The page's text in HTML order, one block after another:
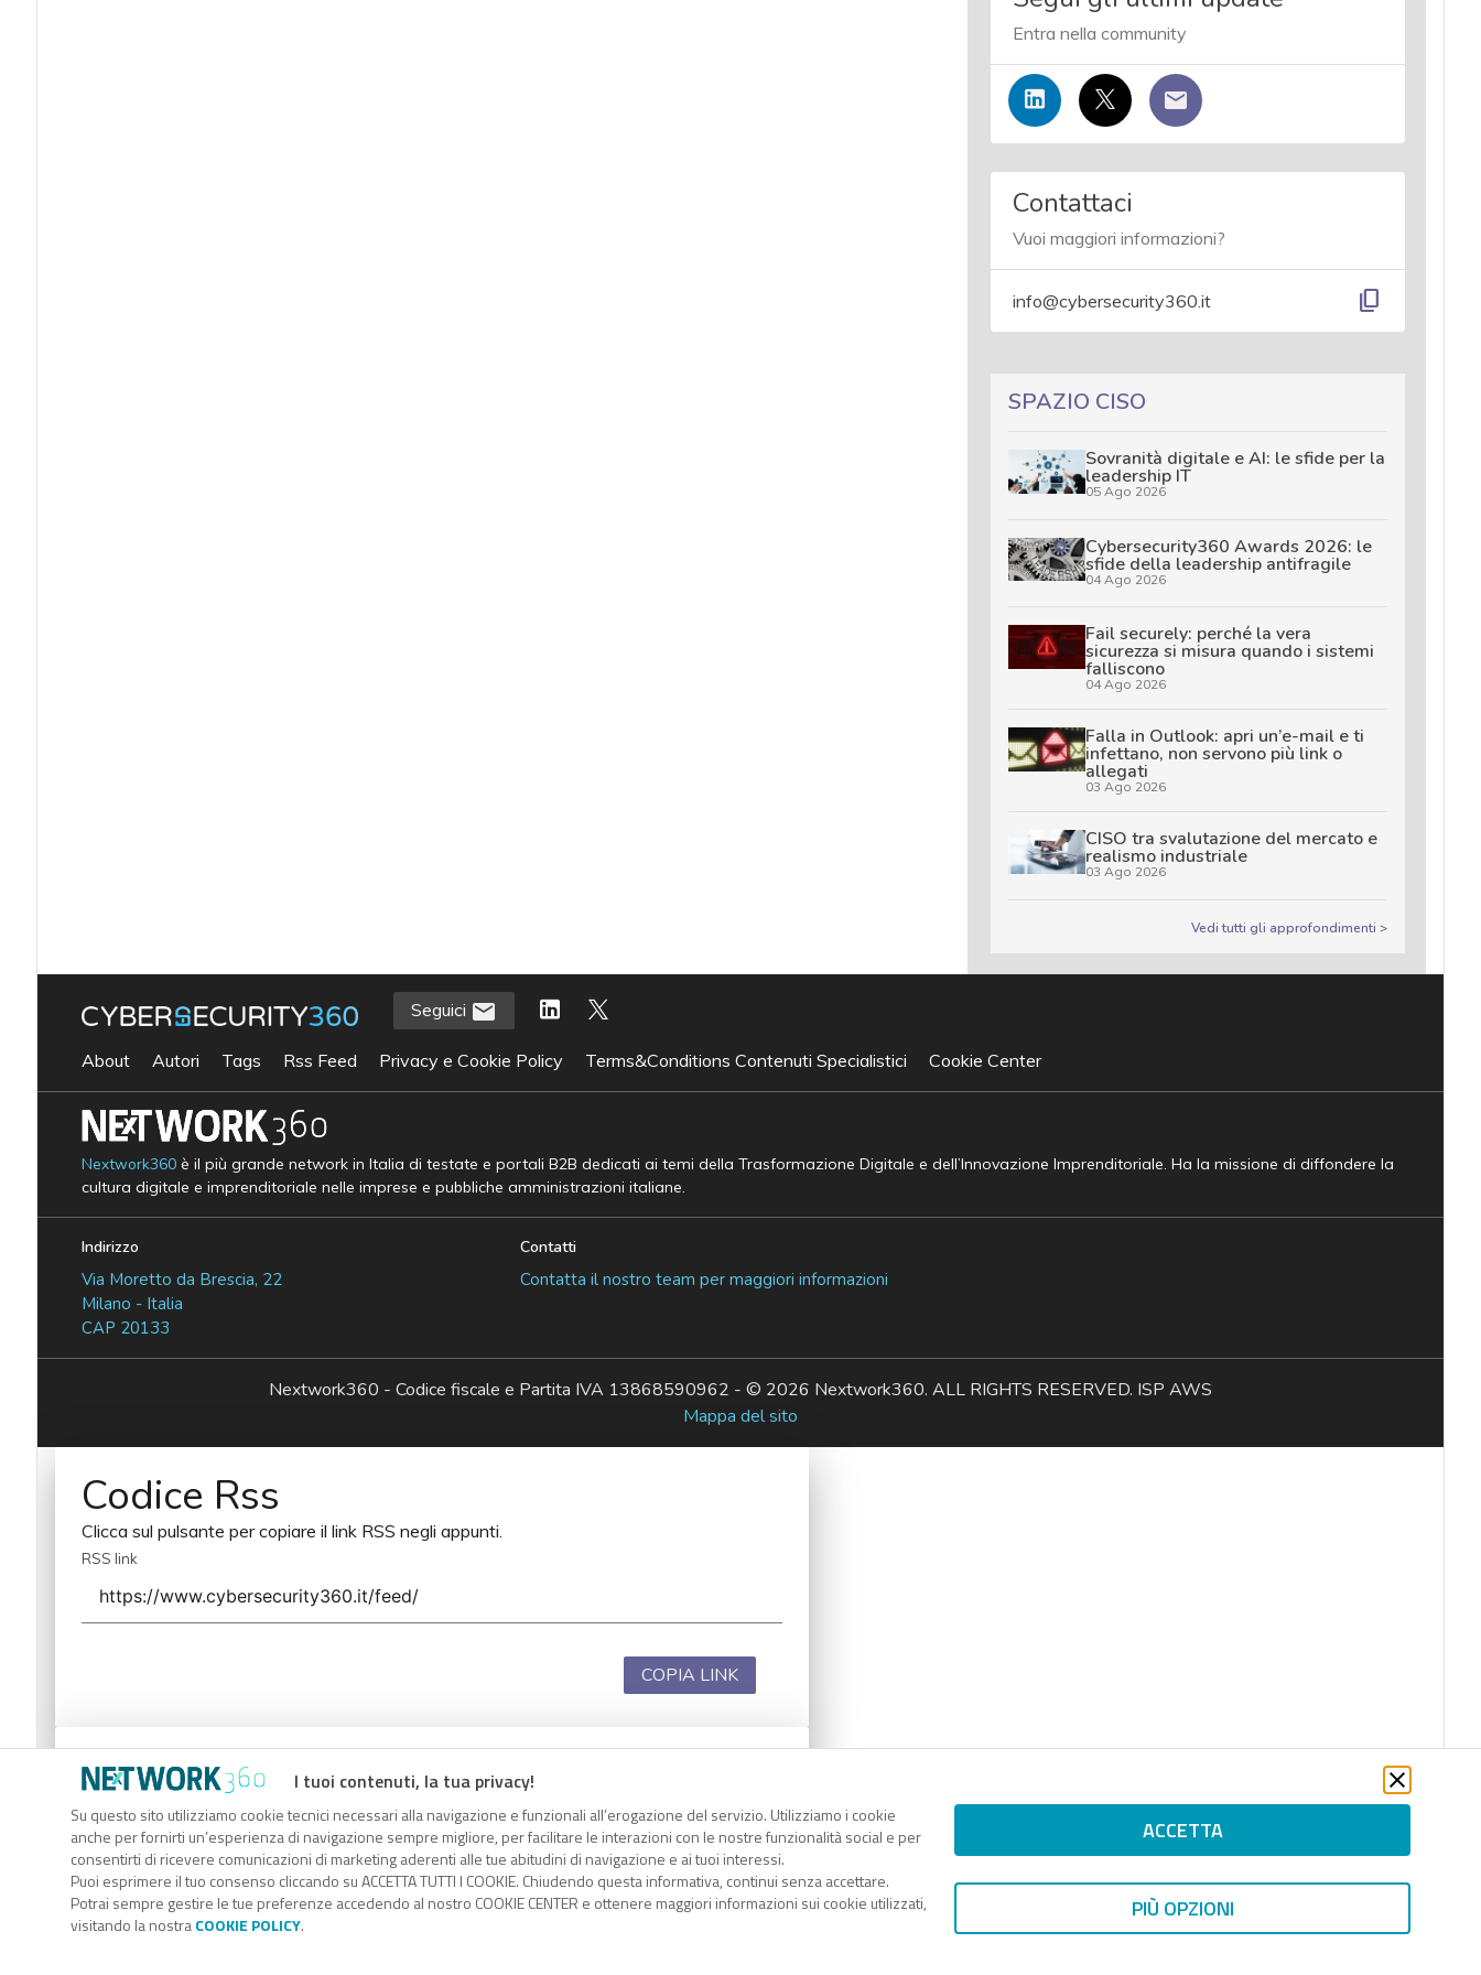
Entra nella community
Contattaci
Vuoi maggiori informazioni?
info@cybersecurity360.it content_copy
SPAZIO CISO
Sovranità digitale e AI: le sfide per la
leadership IT
05 Ago 2026
Cybersecurity360 Awards 2026: le
sfide della leadership antifragile
04 Ago 2026
Fail securely: perché la vera
sicurezza si misura quando i sistemi
falliscono
04 Ago 2026
Falla in Outlook: apri un’e-mail e ti
infettano, non servono più link o
allegati
03 Ago 2026
CISO tra svalutazione del mercato e
realismo industriale
03 Ago 2026
Vedi tutti gli approfondimenti >
I tuoi contenuti, la tua privacy!
Su questo sito utilizziamo cookie tecnici necessari alla navigazione e funzionali all’erogazione del servizio. Utilizziamo i cookie
anche per fornirti un’esperienza di navigazione sempre migliore, per facilitare le interazioni con le nostre funzionalità social e per
consentirti di ricevere comunicazioni di marketing aderenti alle tue abitudini di navigazione e ai tuoi interessi.
Puoi esprimere il tuo consenso cliccando su ACCETTA TUTTI I COOKIE. Chiudendo questa informativa, continui senza accettare.
Potrai sempre gestire le tue preferenze accedendo al nostro COOKIE CENTER e ottenere maggiori informazioni sui cookie utilizzati,
visitando la nostraCOOKIE POLICY.
ACCETTA
PIÙ OPZIONI
Seguici
About Autori Tags Rss Feed Privacy e Cookie Policy Terms&Conditions Contenuti Specialistici Cookie Center
Nextwork360è il più grande network in Italia di testate e portali B2B dedicati ai temi della Trasformazione Digitale e dell’Innovazione Imprenditoriale. Ha la missione di diffondere la
cultura digitale e imprenditoriale nelle imprese e pubbliche amministrazioni italiane.
Indirizzo
Via Moretto da Brescia, 22
Milano - Italia
CAP 20133
Contatti
Contatta il nostro team per maggiori informazioni
Nextwork360 - Codice fiscale e Partita IVA 13868590962 - © 2026 Nextwork360. ALL RIGHTS RESERVED. ISP AWS
Mappa del sito
Codice Rss
Clicca sul pulsante per copiare il link RSS negli appunti.
RSS link
COPIA LINK
Codice Rss
Clicca sul pulsante per copiare il link RSS negli appunti.
RSS link